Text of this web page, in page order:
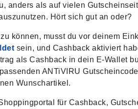
anders als auf vielen
Hört sich gut an oder?
können, musst du vor deinem
sein, und Cashback aktiviert
als Cashback in dein E-Wallet
ANTiVIRU
Wunschartikel.
für Cashback,